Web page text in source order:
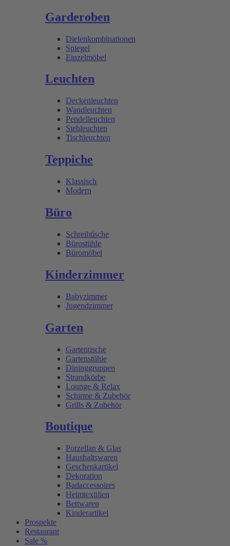
Garderoben
Dielenkombinationen
Spiegel
Einzelmöbel
Leuchten
Deckenleuchten
Wandleuchten
Pendelleuchten
Stehleuchten
Tischleuchten
Teppiche
Klassisch
Modern
Büro
Schreibtische
Bürostühle
Büromöbel
Kinderzimmer
Babyzimmer
Jugendzimmer
Garten
Gartentische
Gartenstühle
Dininggruppen
Strandkörbe
Lounge & Relax
Schirme & Zubehör
Grills & Zubehör
Boutique
Porzellan & Glas
Haushaltswaren
Geschenkartikel
Dekoration
Badaccessoires
Heimtextilien
Bettwaren
Kinderartikel
Prospekte
Restaurant
Sale %